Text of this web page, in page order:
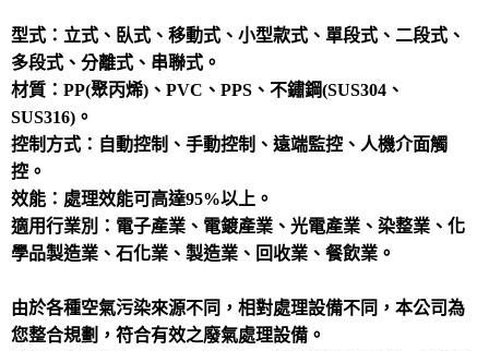
型式：立式、臥式、移動式、小型款式、單段式、二段式、
多段式、分離式、串聯式。
材質：PP(聚丙烯)、PVC、PPS、不鏽鋼(SUS304、
SUS316)。
控制方式：自動控制、手動控制、遠端監控、人機介面觸
控。
效能：處理效能可高達95%以上。
適用行業別：電子產業、電鍍產業、光電產業、染整業、化
學品製造業、石化業、製造業、回收業、餐飲業。
由於各種空氣污染來源不同，相對處理設備不同，本公司為
您整合規劃，符合有效之廢氣處理設備。